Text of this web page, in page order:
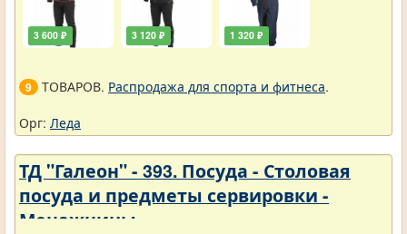
3 600 ₽ 3 120 ₽ 1 320 ₽
9 ТОВАРОВ. Распродажа для спорта и фитнеса.
Орг: Леда
ТД "Галеон" - 393. Посуда - Столовая
посуда и предметы сервировки -
Менажницы